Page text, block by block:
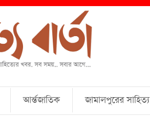
আর্ন্তজাতিক জামালপুরের সাহিত্য